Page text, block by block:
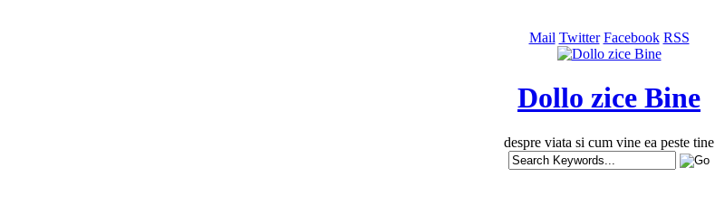
Mail Twitter Facebook RSS
Dollo zice Bine
despre viata si cum vine ea peste tine